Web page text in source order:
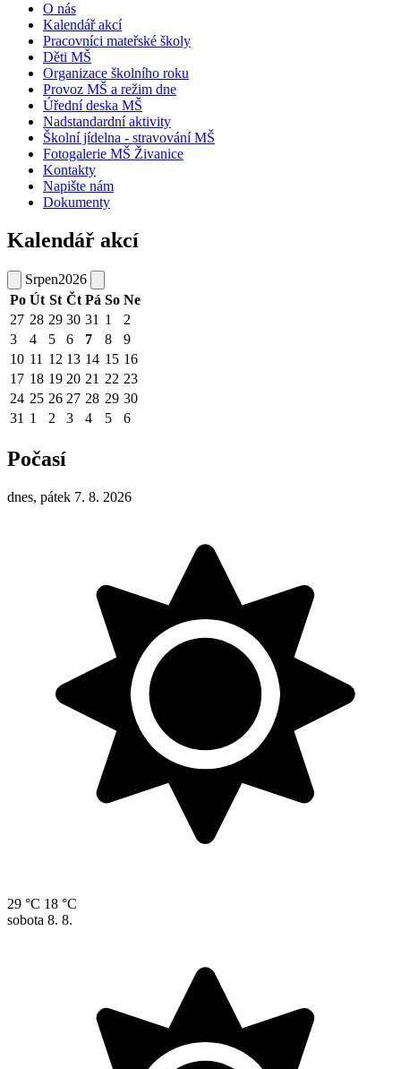
O nás
Kalendář akcí
Pracovníci mateřské školy
Děti MŠ
Organizace školního roku
Provoz MŠ a režim dne
Úřední deska MŠ
Nadstandardní aktivity
Školní jídelna - stravování MŠ
Fotogalerie MŠ Živanice
Kontakty
Napište nám
Dokumenty
Kalendář akcí
Srpen2026
Po Út St Čt Pá So Ne
27 28 29 30 31 1
2
3
4 5 6 7 8
9
10 11 12 13 14 15 16
17 18 19 20 21 22 23
24 25 26 27 28 29 30
31 1 2 3 4 5 6
Počasí
dnes, pátek 7. 8. 2026
29 °C 18 °C
sobota 8. 8.